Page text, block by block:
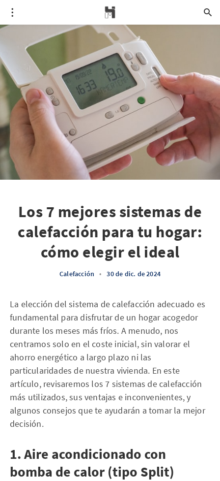
Los 7 mejores sistemas de
calefacción para tu hogar:
cómo elegir el ideal
Calefacción • 30 de dic. de 2024
La elección del sistema de calefacción adecuado es
fundamental para disfrutar de un hogar acogedor
durante los meses más fríos. A menudo, nos
centramos solo en el coste inicial, sin valorar el
ahorro energético a largo plazo ni las
particularidades de nuestra vivienda. En este
artículo, revisaremos los 7 sistemas de calefacción
más utilizados, sus ventajas e inconvenientes, y
algunos consejos que te ayudarán a tomar la mejor
decisión.
1. Aire acondicionado con
bomba de calor (tipo Split)